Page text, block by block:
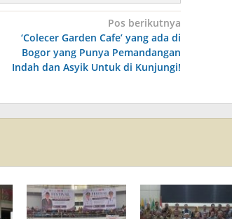
Pos berikutnya
‘Colecer Garden Cafe’ yang ada di
Bogor yang Punya Pemandangan
Indah dan Asyik Untuk di Kunjungi!